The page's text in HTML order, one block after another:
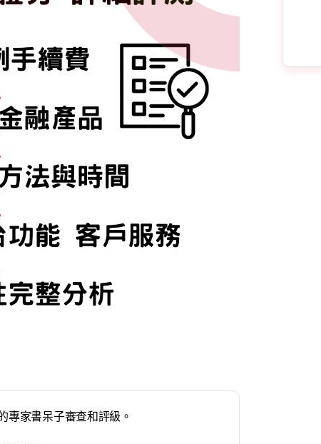
專家書呆子審查和評級。